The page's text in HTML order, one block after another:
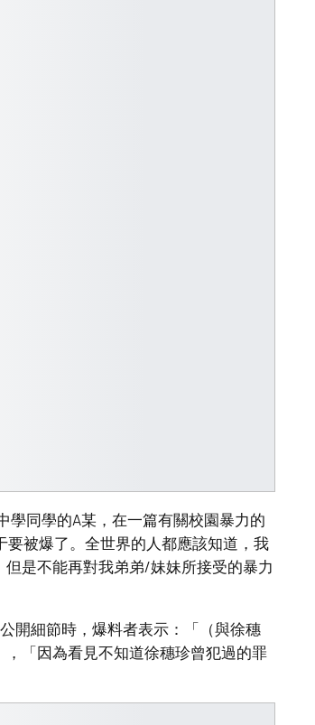
學同學的A某，在一篇有關校園暴力的
要被爆了。全世界的人都應該知道，我
是不能再對我弟弟/妹妹所接受的暴力
開細節時，爆料者表示：「（與徐穗
「因為看見不知道徐穗珍曾犯過的罪